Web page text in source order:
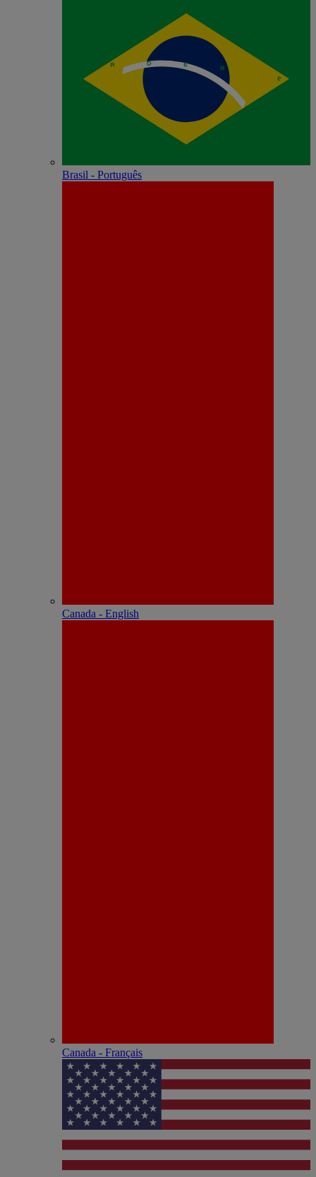
Brasil - Português
Canada - English
Canada - Français